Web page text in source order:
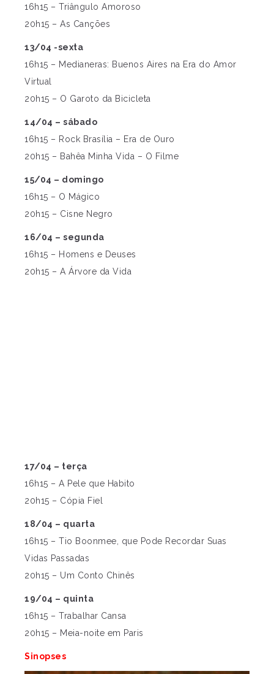
16h15 – Triângulo Amoroso
20h15 – As Canções
13/04 -sexta
16h15 – Medianeras: Buenos Aires na Era do Amor
Virtual
20h15 – O Garoto da Bicicleta
14/04 – sábado
16h15 – Rock Brasília – Era de Ouro
20h15 – Bahêa Minha Vida – O Filme
15/04 – domingo
16h15 – O Mágico
20h15 – Cisne Negro
16/04 – segunda
16h15 – Homens e Deuses
20h15 – A Árvore da Vida
17/04 – terça
16h15 – A Pele que Habito
20h15 – Cópia Fiel
18/04 – quarta
16h15 – Tio Boonmee, que Pode Recordar Suas
Vidas Passadas
20h15 – Um Conto Chinês
19/04 – quinta
16h15 – Trabalhar Cansa
20h15 – Meia-noite em Paris
Sinopses